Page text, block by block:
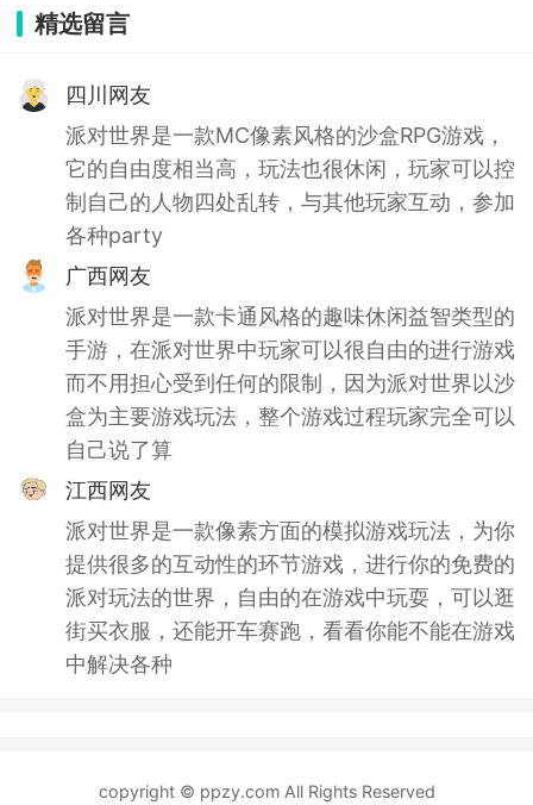
精选留言
四川网友
派对世界是一款MC像素风格的沙盒RPG游戏，
它的自由度相当高，玩法也很休闲，玩家可以控
制自己的人物四处乱转，与其他玩家互动，参加
各种party
广西网友
派对世界是一款卡通风格的趣味休闲益智类型的
手游，在派对世界中玩家可以很自由的进行游戏
而不用担心受到任何的限制，因为派对世界以沙
盒为主要游戏玩法，整个游戏过程玩家完全可以
自己说了算
江西网友
派对世界是一款像素方面的模拟游戏玩法，为你
提供很多的互动性的环节游戏，进行你的免费的
派对玩法的世界，自由的在游戏中玩耍，可以逛
街买衣服，还能开车赛跑，看看你能不能在游戏
中解决各种
copyright © ppzy.com All Rights Reserved